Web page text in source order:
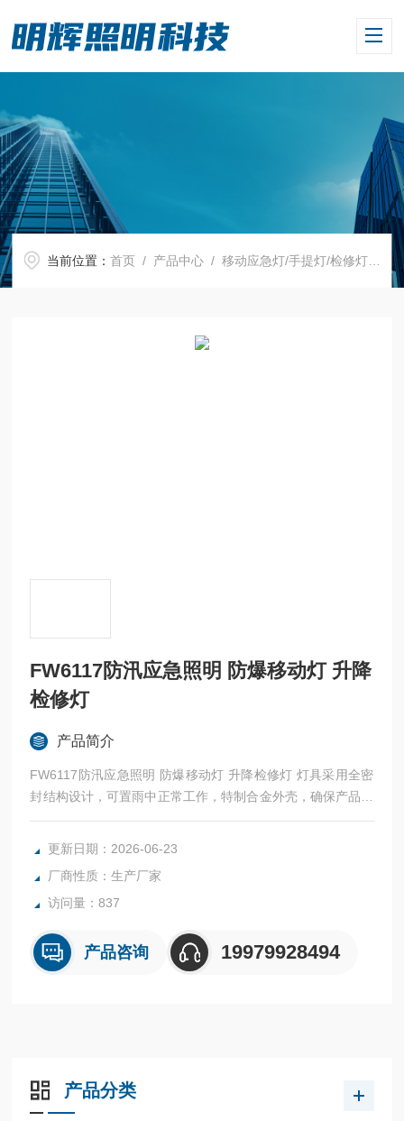
当前位置：首页 / 产品中心 /移动应急灯/手提灯/检修灯
FW6117防汛应急照明 防爆移动灯 升降
检修灯
产品简介
FW6117防汛应急照明 防爆移动灯 升降检修灯 灯具采用全密
封结构设计，可置雨中正常工作，特制合金外壳，确保产品能
承受强力碰撞和冲击；
更新日期：2026-06-23
厂商性质：生产厂家
访问量：837
产品咨询 19979928494
产品分类